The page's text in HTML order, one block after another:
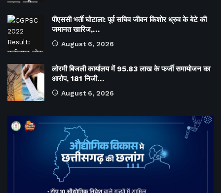
पीएससी भर्ती घोटाला: पूर्व सचिव जीवन किशोर ध्रुव के बेटे की
जमानत खारिज,…
August 6, 2026
लोरमी बिजली कार्यालय में 95.83 लाख के फर्जी समायोजन का
आरोप, 181 निजी…
August 6, 2026